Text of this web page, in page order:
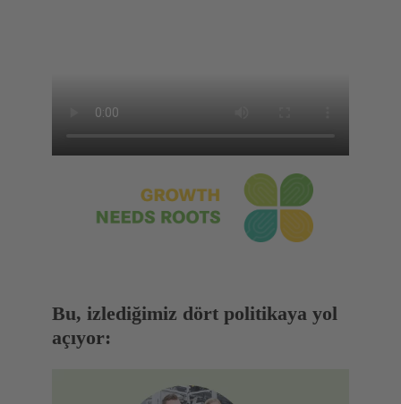
Bu, izlediğimiz dört politikaya yol
açıyor: